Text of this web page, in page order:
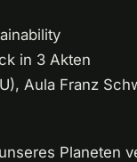
in 3 Akten
Aula Franz
Planeten